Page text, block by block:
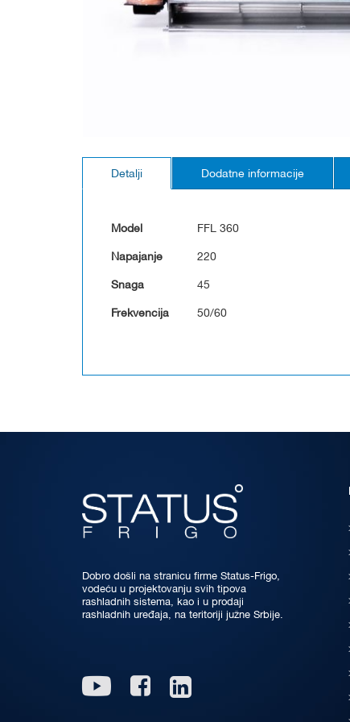
to
beginning
gallery
Detalji
Model FFL 360
Napajanje 220
Snaga 45
Frekvencija 50/60
Dodatne informacije
Dobro došli na stranicu firme Status-Frigo,
vodeću u projektovanju svih tipova
rashladnih sistema, kao i u prodaji
rashladnih uređaja, na teritoriji južne Srbije.
Youtube Facebook